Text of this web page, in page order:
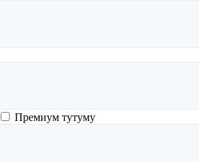
Премиум тутуму